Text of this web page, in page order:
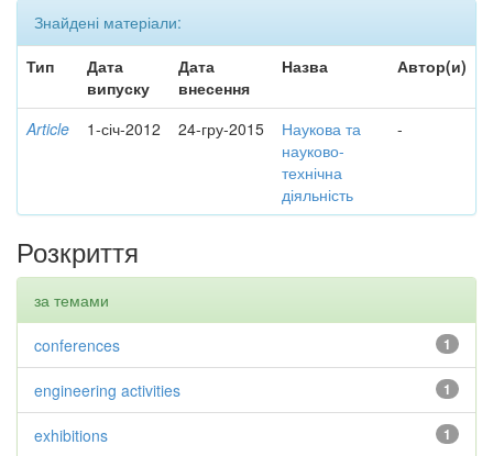
Знайдені матеріали:
Тип
Дата
випуску
Дата
внесення
Назва Автор(и)
Article 1-січ-2012 24-гру-2015
Наукова та
науково-
технічна
діяльність
-
Розкриття
за темами
1
conferences
1
engineering activities
1
exhibitions